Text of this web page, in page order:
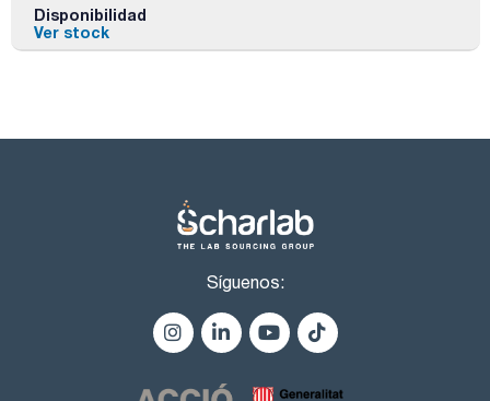
Disponibilidad
Ver stock
Síguenos: